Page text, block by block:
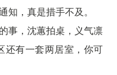
知，真是措手不及。
事，沈蕙拍桌，义气凛
还有一套两居室，你可